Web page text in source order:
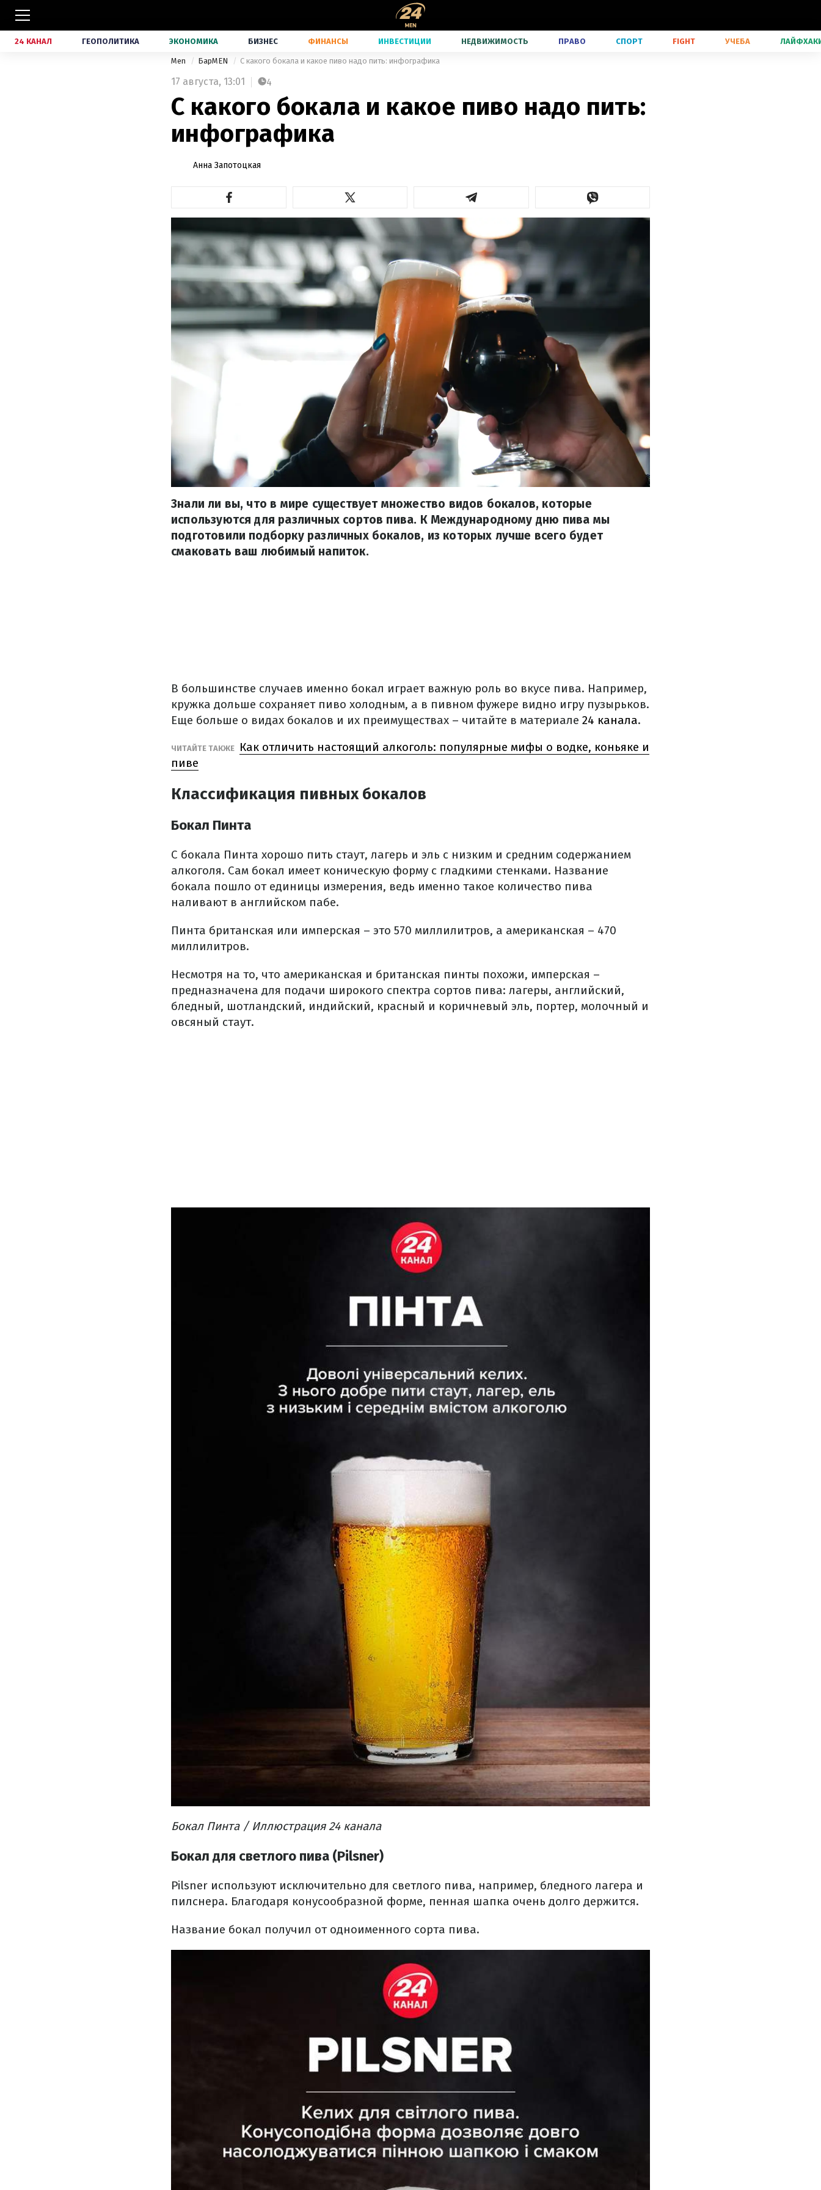
24 КАНАЛ ГЕОПОЛИТИКА ЭКОНОМИКА БИЗНЕС ФИНАНСЫ ИНВЕСТИЦИИ НЕДВИЖИМОСТЬ ПРАВО СПОРТ FIGHT УЧЕБА
Men БарMEN С какого бокала и какое пиво надо пить: инфографика
17 августа, 13:01 4
С какого бокала и какое пиво надо пить:
инфографика
Анна Запотоцкая
Знали ли вы, что в мире существует множество видов бокалов, которые
используются для различных сортов пива. К Международному дню пива мы
подготовили подборку различных бокалов, из которых лучше всего будет
смаковать ваш любимый напиток.
В большинстве случаев именно бокал играет важную роль во вкусе пива. Например,
кружка дольше сохраняет пиво холодным, а в пивном фужере видно игру пузырьков.
Еще больше о видах бокалов и их преимуществах – читайте в материале 24 канала.
ЧИТАЙТЕ ТАКЖЕ
Как отличить настоящий алкоголь: популярные мифы о водке, коньяке и
пиве
Классификация пивных бокалов
Бокал Пинта
С бокала Пинта хорошо пить стаут, лагерь и эль с низким и средним содержанием
алкоголя. Сам бокал имеет коническую форму с гладкими стенками. Название
бокала пошло от единицы измерения, ведь именно такое количество пива
наливают в английском пабе.
Пинта британская или имперская – это 570 миллилитров, а американская – 470
миллилитров.
Несмотря на то, что американская и британская пинты похожи, имперская –
предназначена для подачи широкого спектра сортов пива: лагеры, английский,
бледный, шотландский, индийский, красный и коричневый эль, портер, молочный и
овсяный стаут.
Бокал Пинта / Иллюстрация 24 канала
Бокал для светлого пива (Pilsner)
Pilsner используют исключительно для светлого пива, например, бледного лагера и
пилснера. Благодаря конусообразной форме, пенная шапка очень долго держится.
Название бокал получил от одноименного сорта пива.